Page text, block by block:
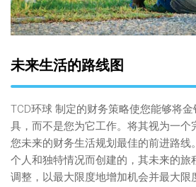
未来生活的路线图
TCD环球 制定的财务策略使您能够将
具，而不是您为它工作。将其视为一个
您未来的财务生活规划最佳的前进路线
个人和独特情况而创建的，其未来的旅
调整，以最大限度地增加机会并最大限